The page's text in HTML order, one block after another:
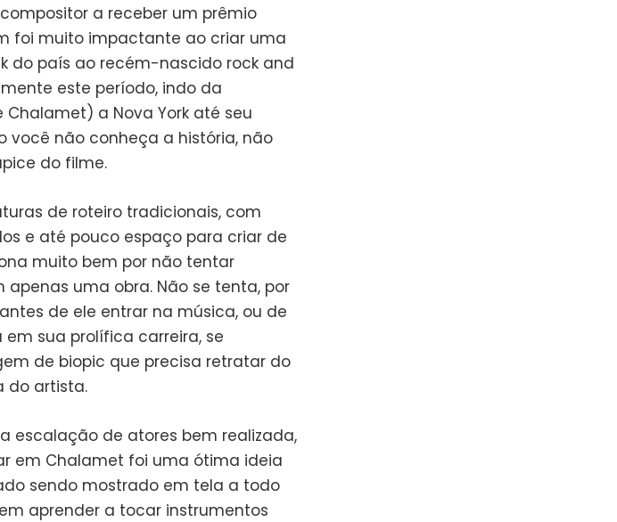
a receber um prêmio
foi muito impactante ao criar uma
do país ao recém-nascido rock and
este período, indo da
a Nova York até seu
você não conheça a história, não
do filme.
de roteiro tradicionais, com
e até pouco espaço para criar de
muito bem por não tentar
uma obra. Não se tenta, por
de ele entrar na música, ou de
sua prolífica carreira, se
de biopic que precisa retratar do
do artista.
escalação de atores bem realizada,
em Chalamet foi uma ótima ideia
sendo mostrado em tela a todo
aprender a tocar instrumentos